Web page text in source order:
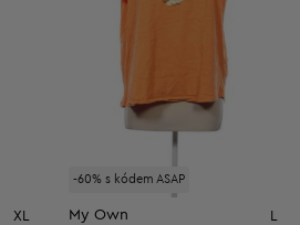
XL
-60% s kódem ASAP
My Own